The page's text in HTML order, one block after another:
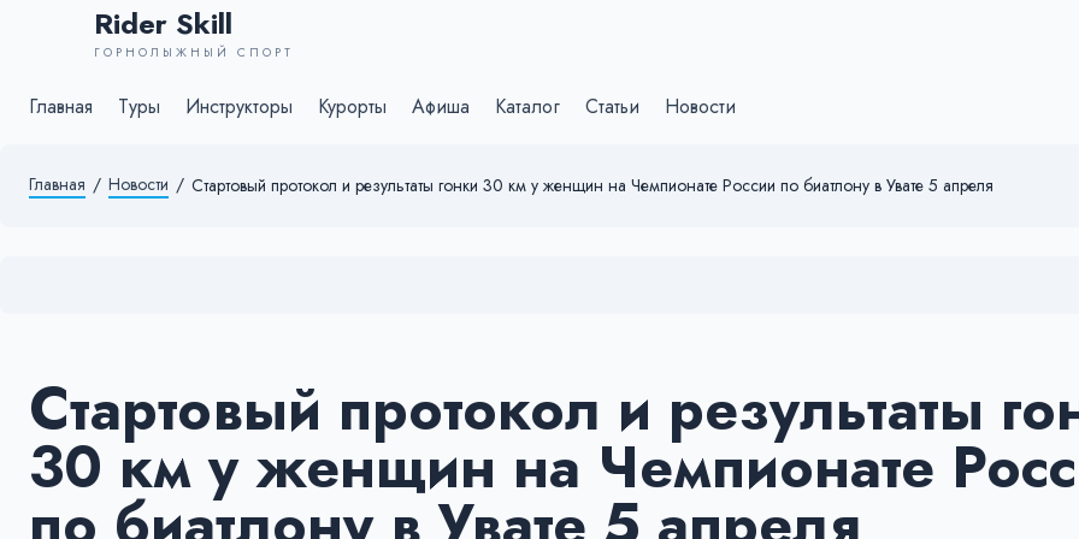
Rider Skill
ГОРНОЛЫЖНЫЙ СПОРТ
Главная Туры Инструкторы Курорты Афиша Каталог Статьи Новости
Главная / Новости / Стартовый протокол и результаты гонки 30 км у женщин на Чемпионате России по биатлону в Увате 5 апреля
Стартовый протокол и результаты
30 км у женщин на Чемпионате